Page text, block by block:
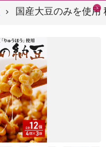
国産大豆のみを使用